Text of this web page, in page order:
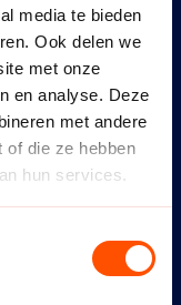
media te bieden
Ook delen we
met onze
en analyse. Deze
met andere
of die ze hebben
hun services.
de